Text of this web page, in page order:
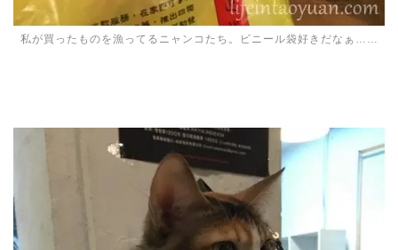
私が買ったものを漁ってるニャンコたち。ビニール袋好きだなぁ……